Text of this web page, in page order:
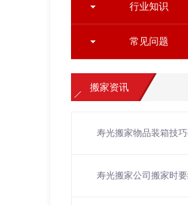
行业知识
常见问题
搬家资讯
寿光搬家物品装箱技